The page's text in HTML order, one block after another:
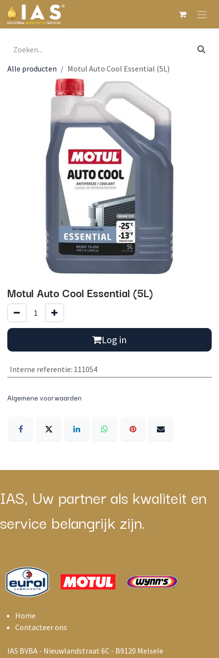
Overslaan naar inhoud
Alle producten Motul Auto Cool Essential (5L)
Motul Auto Cool Essential (5L)
Log in
Interne referentie: 111054
Algemene voorwaarden
IAS, Uw partner als kwaliteit en
service belangrijk zijn.
Home
Contacteer ons
IAS BVBA - Nieuwlandstraat 6C - B9120 Melsele